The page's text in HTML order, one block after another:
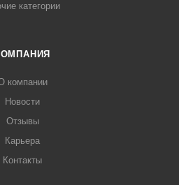
категории
компании
Новости
Отзывы
Карьера
Контакты